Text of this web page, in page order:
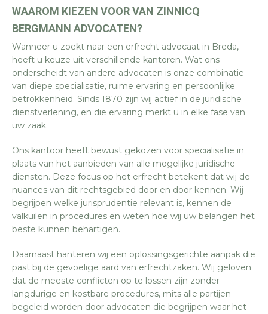
WAAROM KIEZEN VOOR VAN ZINNICQ
BERGMANN ADVOCATEN?
Wanneer u zoekt naar een erfrecht advocaat in Breda,
heeft u keuze uit verschillende kantoren. Wat ons
onderscheidt van andere advocaten is onze combinatie
van diepe specialisatie, ruime ervaring en persoonlijke
betrokkenheid. Sinds 1870 zijn wij actief in de juridische
dienstverlening, en die ervaring merkt u in elke fase van
uw zaak.
Ons kantoor heeft bewust gekozen voor specialisatie in
plaats van het aanbieden van alle mogelijke juridische
diensten. Deze focus op het erfrecht betekent dat wij de
nuances van dit rechtsgebied door en door kennen. Wij
begrijpen welke jurisprudentie relevant is, kennen de
valkuilen in procedures en weten hoe wij uw belangen het
beste kunnen behartigen.
Daarnaast hanteren wij een oplossingsgerichte aanpak die
past bij de gevoelige aard van erfrechtzaken. Wij geloven
dat de meeste conflicten op te lossen zijn zonder
langdurige en kostbare procedures, mits alle partijen
begeleid worden door advocaten die begrijpen waar het